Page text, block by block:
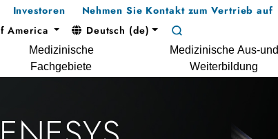
Medizinische
Fachgebiete
Medizinische Aus-und
Weiterbildung
Investoren
Nehmen Sie Kontakt zum Vertrieb auf
America
Deutsch (de)